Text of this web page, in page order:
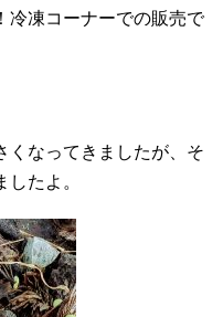
冷凍コーナーでの販売で
くなってきましたが、そ
たよ。